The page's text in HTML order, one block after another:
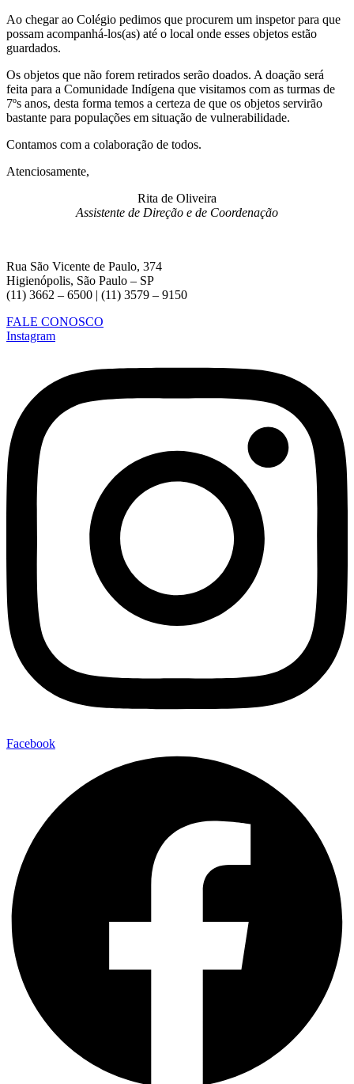
Ao chegar ao Colégio pedimos que procurem um inspetor para que
possam acompanhá-los(as) até o local onde esses objetos estão
guardados.
Os objetos que não forem retirados serão doados. A doação será
feita para a Comunidade Indígena que visitamos com as turmas de
7ºs anos, desta forma temos a certeza de que os objetos servirão
bastante para populações em situação de vulnerabilidade.
Contamos com a colaboração de todos.
Atenciosamente,
Rita de Oliveira
Assistente de Direção e de Coordenação
Rua São Vicente de Paulo, 374
Higienópolis, São Paulo – SP
(11) 3662 – 6500 | (11) 3579 – 9150
FALE CONOSCO
Instagram
Facebook